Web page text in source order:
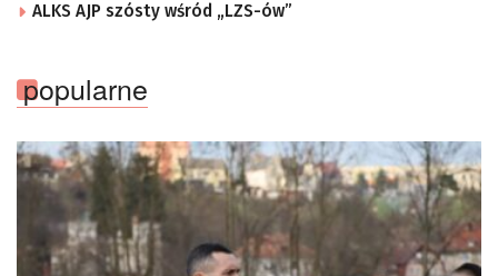
ALKS AJP szósty wśród „LZS-ów”
popularne